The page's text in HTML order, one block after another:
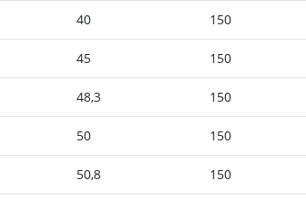
40 150
45 150
48,3 150
50 150
50,8 150